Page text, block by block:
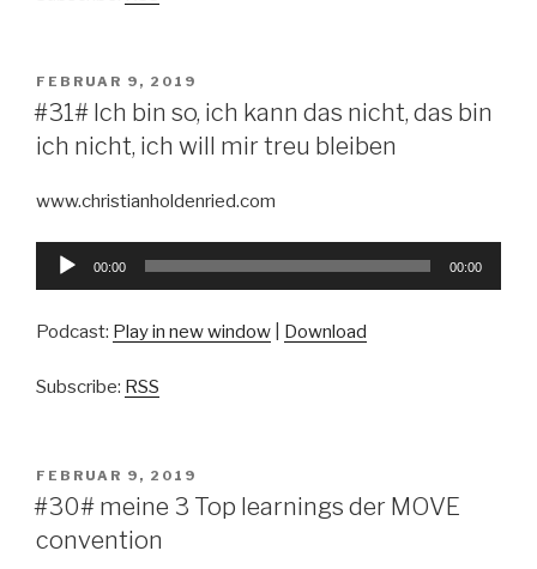
VERÖFFENTLICHT
AM
FEBRUAR 9, 2019
#31# Ich bin so, ich kann das nicht, das bin
ich nicht, ich will mir treu bleiben
www.christianholdenried.com
Audio-
00:00 00:00
Podcast: Play in new window Download
Subscribe: RSS
VERÖFFENTLICHT
AM
FEBRUAR 9, 2019
#30# meine 3 Top learnings der MOVE
convention